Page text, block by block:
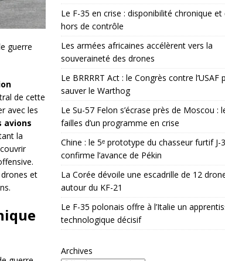
guerre
de cette
avec les
avions
la
et
Le F-35 en crise : disponibilité chronique et
hors de contrôle
Les armées africaines accélèrent vers la
souveraineté des drones
Le BRRRRT Act : le Congrès contre l’USAF
sauver le Warthog
Le Su-57 Felon s’écrase près de Moscou :
failles d’un programme en crise
Chine : le 5ᵉ prototype du chasseur furtif J-
confirme l’avance de Pékin
La Corée dévoile une escadrille de 12
autour du KF-21
Le F-35 polonais offre à l’Italie un
technologique décisif
Archives